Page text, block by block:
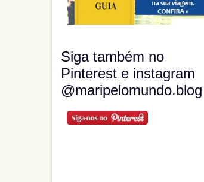
Siga também no
Pinterest e instagram
@maripelomundo.blog